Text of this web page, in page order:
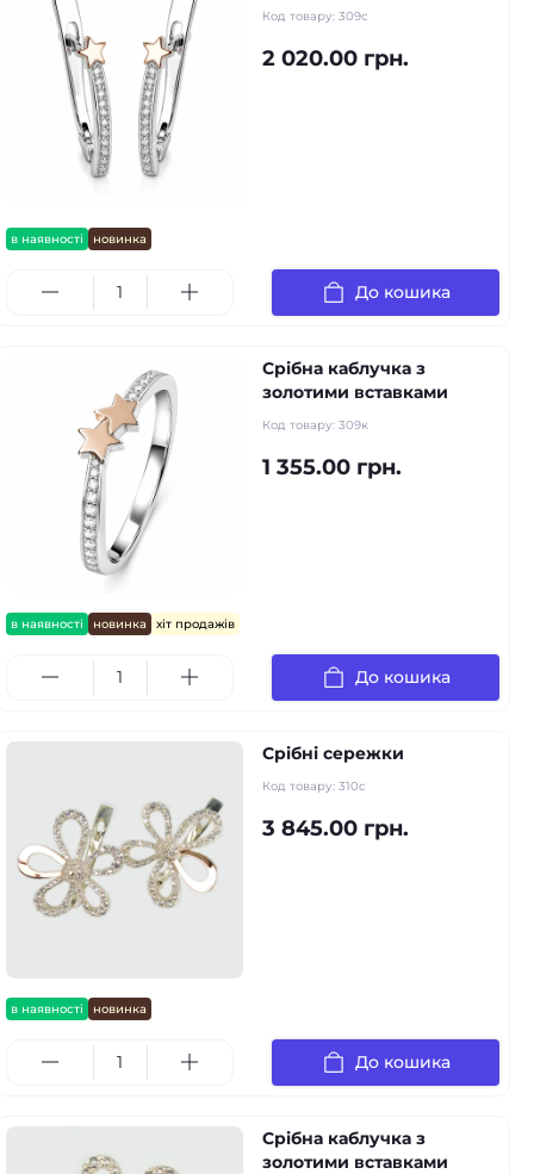
в наявності новинка
Код товару: 309с
2 020.00 грн.
До кошика
в наявності новинка хіт продажів
Срібна каблучка з
золотими вставками
Код товару: 309к
1 355.00 грн.
До кошика
в наявності новинка
Срібні сережки
Код товару: 310с
3 845.00 грн.
До кошика
Срібна каблучка з
золотими вставками